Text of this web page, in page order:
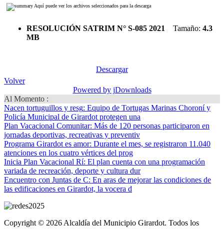
Aquí puede ver los archivos seleccionados para la descarga
RESOLUCIÓN SATRIM N° S-085 2021 Tamaño: 4.3
MB
Descargar
Volver
Powered by jDownloads
Al Momento :
Nacen tortuguillos y resg: Equipo de Tortugas Marinas Choroní y
Policía Municipal de Girardot protegen una
Plan Vacacional Comunitar: Más de 120 personas participaron en
jornadas deportivas, recreativas y preventiv
Programa Girardot es amor: Durante el mes, se registraron 11.040
atenciones en los cuatro vértices del prog
Inicia Plan Vacacional Rí: El plan cuenta con una programación
variada de recreación, deporte y cultura dur
Encuentro con Juntas de C: En aras de mejorar las condiciones de
las edificaciones en Girardot, la vocera d
Copyright © 2026 Alcaldía del Municipio Girardot. Todos los